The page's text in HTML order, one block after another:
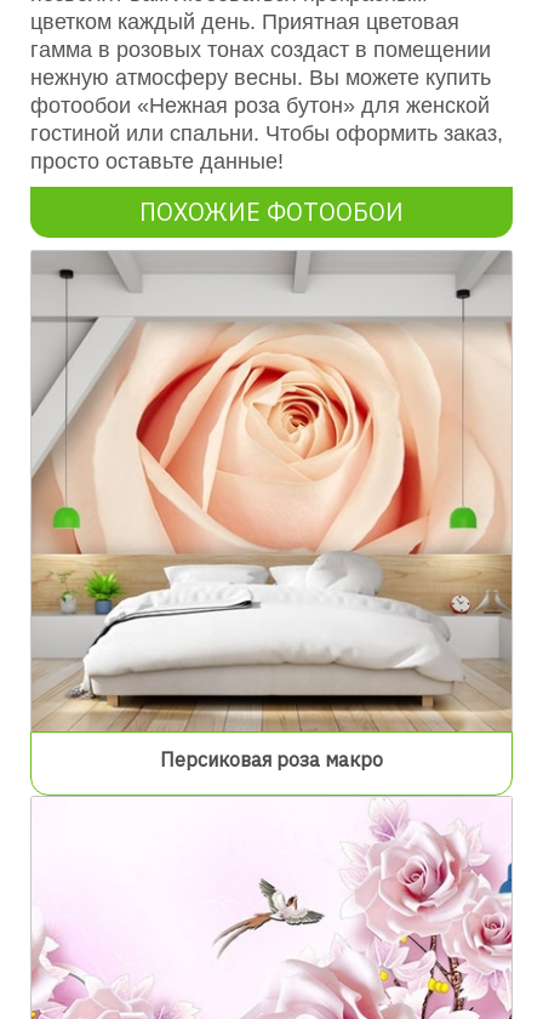
цветком каждый день. Приятная цветовая
гамма в розовых тонах создаст в помещении
нежную атмосферу весны. Вы можете купить
фотообои «Нежная роза бутон» для женской
гостиной или спальни. Чтобы оформить заказ,
просто оставьте данные!
ПОХОЖИЕ ФОТООБОИ
Персиковая роза макро